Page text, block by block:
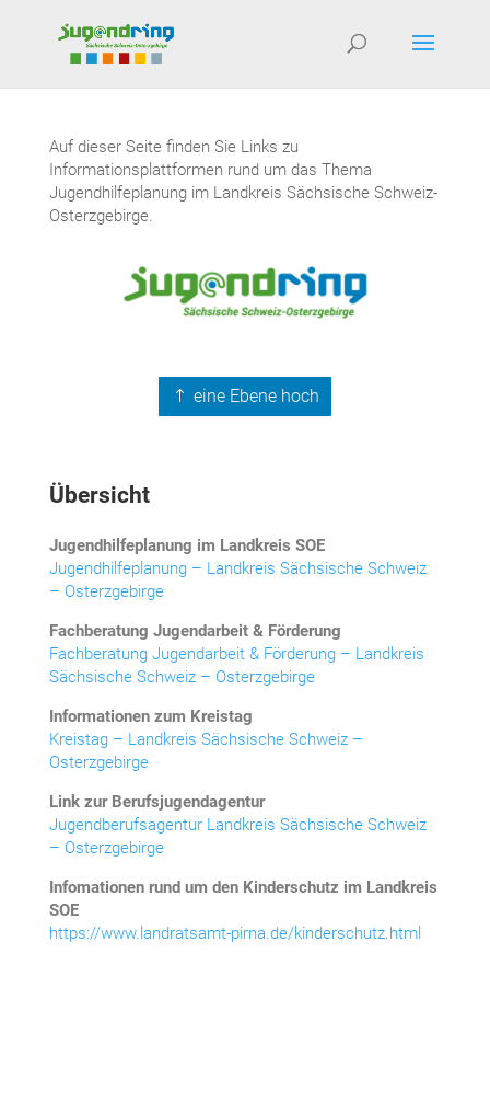
Auf dieser Seite finden Sie Links zu
Informationsplattformen rund um das Thema
Jugendhilfeplanung im Landkreis Sächsische Schweiz-
Osterzgebirge.
eine Ebene hoch
Übersicht
Jugendhilfeplanung im Landkreis SOE
Jugendhilfeplanung – Landkreis Sächsische Schweiz
– Osterzgebirge
Fachberatung Jugendarbeit & Förderung
Fachberatung Jugendarbeit & Förderung – Landkreis
Sächsische Schweiz – Osterzgebirge
Informationen zum Kreistag
Kreistag – Landkreis Sächsische Schweiz –
Osterzgebirge
Link zur Berufsjugendagentur
Jugendberufsagentur Landkreis Sächsische Schweiz
– Osterzgebirge
Infomationen rund um den Kinderschutz im Landkreis
SOE
https://www.landratsamt-pirna.de/kinderschutz.html